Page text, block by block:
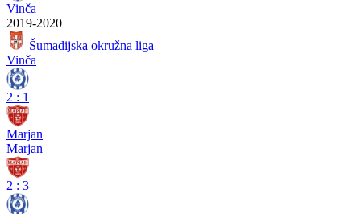
Vinča
2019-2020
Šumadijska okružna liga
Vinča
2 : 1
Marjan
Marjan
2 : 3